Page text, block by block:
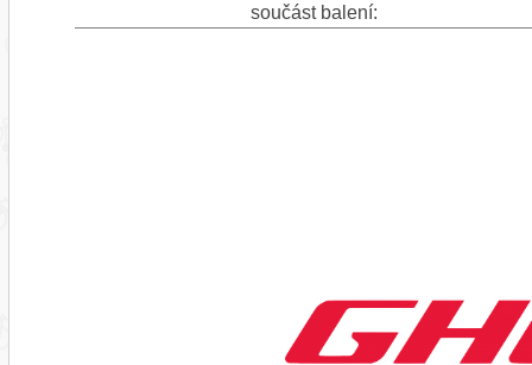
součást balení: